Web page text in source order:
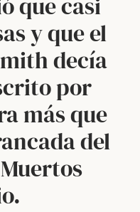
que casi
y que el
decía
por
más que
del